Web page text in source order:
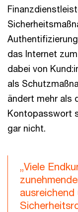
das Internet
dabei von
als
ändert mehr als
Kontopasswort
gar nicht.
„Viele